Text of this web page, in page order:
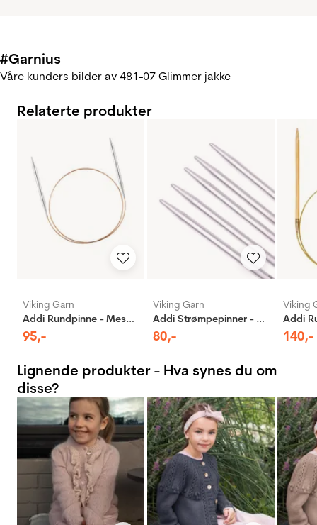
#Garnius
Våre kunders bilder av 481-07 Glimmer jakke
Relaterte produkter
Viking Garn
Addi Rundpinne - Messing
95,-
Viking Garn
Addi Strømpepinner - Aluminium
80,-
Viking
140,-
Lignende produkter - Hva synes du om
disse?